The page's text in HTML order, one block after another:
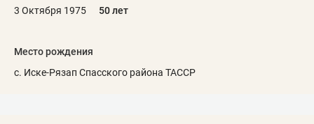
3 Октября 1975
50 лет
Место рождения
с. Иске-Рязап Спасского района ТАССР